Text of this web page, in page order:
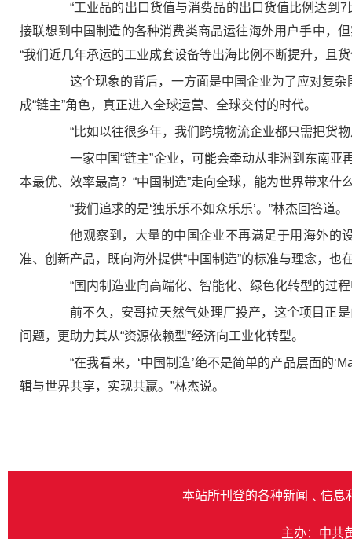
“工业品的出口货值与消费品的出口货值比例达到7
接联想到中国制造的各种消费类商品运往海外用户手中，
“我们近几年承运的工业成套设备等出海比例不断提升，且
这个现象的背后，一方面是中国企业为了应对复杂
成“链主”角色，真正进入全球运营、全球交付的时代。
“比如以往很多年，我们跨境物流企业都只需把货物
一家中国“链主”企业，可能会牵动从非洲到东南亚
本最优、效率最高？“中国制造”走向全球，能为世界带来什
“我们追求的是‘独乐乐不如众乐乐’。”林杰回答道。
他观察到，大量的中国企业不再满足于用海外的设
准、创新产品，既向海外提供“中国制造”的标准与理念，也
“国内制造业向高端化、智能化、绿色化转型的过程
前不久，安哥拉天然气处理厂投产，这个项目正是
问题，更助力其从“资源依赖型”经济向工业化转型。
“在我看来，‘中国制造’绝不是简单的产品层面的
辑与世界共享，实现共赢。”林杰说。
本站所刊登的各种新闻﹑信息
主办：中共